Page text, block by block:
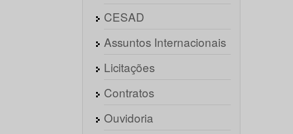
CESAD
Assuntos Internacionais
Licitações
Contratos
Ouvidoria